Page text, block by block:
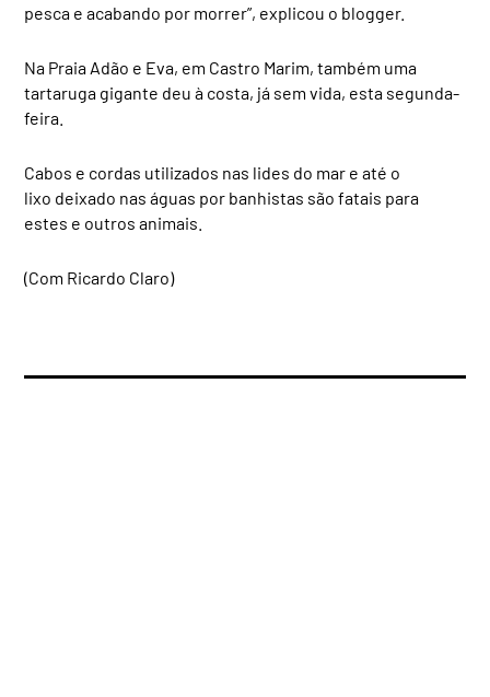
pesca e acabando por morrer”, explicou o blogger.
Na Praia Adão e Eva, em Castro Marim, também uma
tartaruga gigante deu à costa, já sem vida, esta segunda-
feira.
Cabos e cordas utilizados nas lides do mar e até o
lixo deixado nas águas por banhistas são fatais para
estes e outros animais.
(Com Ricardo Claro)